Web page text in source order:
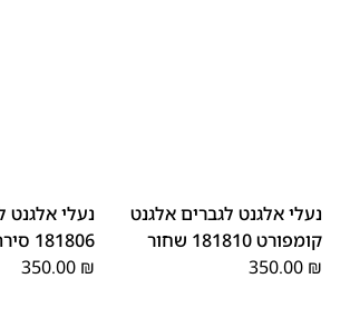
נעלי אלגנט לגברים אלגנט
קומפורט 181810 שחור
350.00 ₪
נעלי אלגנט
181806 סירה שחור
350.00 ₪